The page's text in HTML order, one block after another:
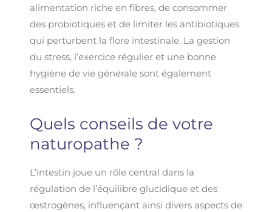
alimentation riche en fibres, de consommer
des probiotiques et de limiter les antibiotiques
qui perturbent la flore intestinale. La gestion
du stress, l’exercice régulier et une bonne
hygiène de vie générale sont également
essentiels.
Quels conseils de votre
naturopathe ?
L’intestin joue un rôle central dans la
régulation de l’équilibre glucidique et des
œstrogènes, influençant ainsi divers aspects de